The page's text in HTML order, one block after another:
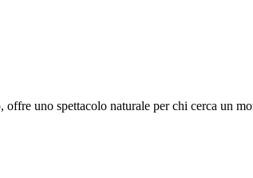
uno spettacolo naturale per chi cerca un